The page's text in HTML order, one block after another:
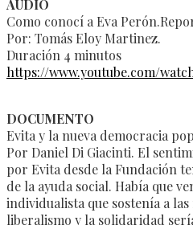
AUDIO
Como conocí a Eva
Por: Tomás Eloy Martinez.
Duración 4 minutos
https://www.youtube.com/
DOCUMENTO
Evita y la nueva democracia
Por Daniel Di Giacinti. El
por Evita desde la Fundación
de la ayuda social. Había que
individualista que sostenía a
liberalismo y la solidaridad